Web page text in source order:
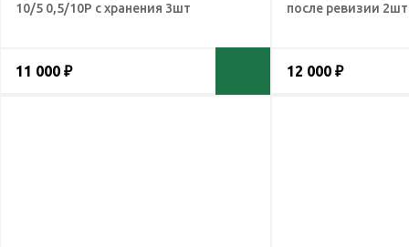
10/5 0,5/10Р с хранения 3шт
11 000 ₽
после ревизии 2шт
12 000 ₽